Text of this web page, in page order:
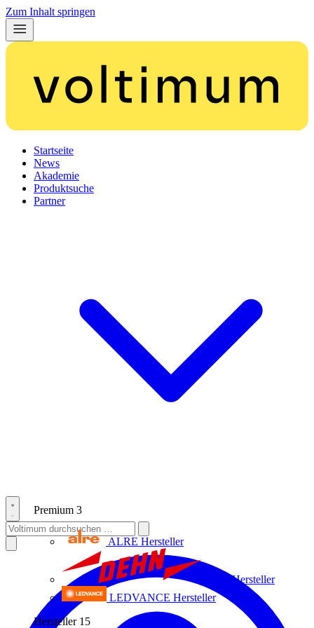
Zum Inhalt springen
Startseite
News
Akademie
Produktsuche
Partner
Premium 3
ALRE Hersteller
Hersteller
LEDVANCE Hersteller
Hersteller 15